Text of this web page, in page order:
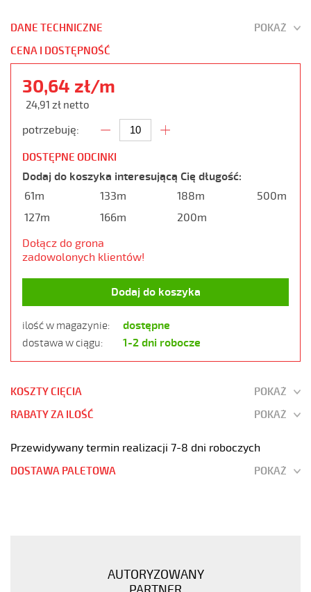
DANE TECHNICZNE
POKAŻ
CENA I DOSTĘPNOŚĆ
30,64 zł/m
24,91 zł netto
potrzebuję:
DOSTĘPNE ODCINKI
Dodaj do koszyka interesującą Cię długość:
61m
127m
133m
166m
188m
200m
500m
Dołącz do grona
zadowolonych klientów!
Dodaj do koszyka
ilość w magazynie: dostępne
dostawa w ciągu: 1-2 dni robocze
KOSZTY CIĘCIA
POKAŻ
RABATY ZA ILOŚĆ
POKAŻ
Przewidywany termin realizacji 7-8 dni roboczych
DOSTAWA PALETOWA POKAŻ
AUTORYZOWANY